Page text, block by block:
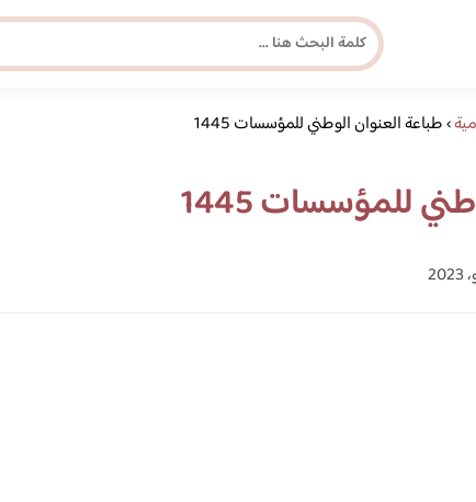
مجلة برونزية للفتاة العصرية
ابحث عن أي موضوع يهمك
›طباعة العنوان الوطني للمؤسسات 1445
للمؤسسات 1445